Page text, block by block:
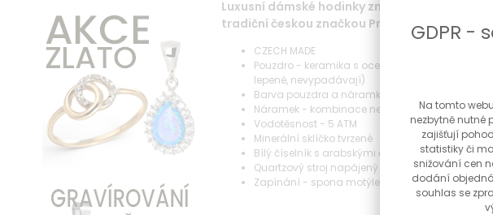
Luxusní dámské hodinky značky Prim
tradiční českou značkou Preciosa
CZECH MADE
Pouzdro - keramika s ocelovou lunetou,
lepené, nevypadávají)
Barva pouzdra a náramku - bílá
Náramek - kombinace nerezové oceli a bílé
Vodotěsnost - 5 ATM
Minerální sklíčko tvrzené
Bílý číselník s arabskými číslicemi a indexy
Quartzový stroj napájený baterií
Zapínání - spona motýlek
GDPR -
Na tomto
nezbytně nutné
zajišťují
statistiky či
snižování cen
dodání
souhlas se